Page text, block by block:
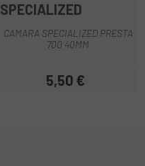
SPECIALIZED
CAMARA SPECIALIZED PRESTA
700 40MM
Precio
5,50 €